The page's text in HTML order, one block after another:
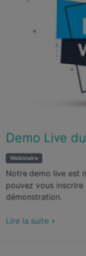
Demo Live
Webinaire
Notre demo live est
pouvez vous
démonstration.
Lire la suite »